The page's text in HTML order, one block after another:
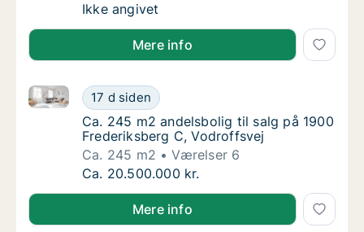
Ca. 110 m2 andelsbolig til salg på 1900
Ikke angivet
Mere info
Ca. 245 m2 andelsbolig til salg på 1900
17 d siden
Ca. 245 m2 andelsbolig til salg på 1900
Ca. 245 m2 andelsbolig til salg på 1900
Ca. 245 m2 andelsbolig til salg på 1900
Frederiksberg C, Vodroffsvej
Ca. 245 m2
Værelser 6
Ca. 245 m2 andelsbolig til salg på 1900
Ca. 20.500.000 kr.
Mere info